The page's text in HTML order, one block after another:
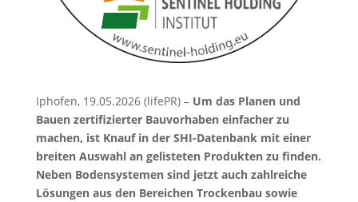
Iphofen, 19.05.2026 (lifePR) – Um das Planen und
Bauen zertifizierter Bauvorhaben einfacher zu
machen, ist Knauf in der SHI-Datenbank mit einer
breiten Auswahl an gelisteten Produkten zu finden.
Neben Bodensystemen sind jetzt auch zahlreiche
Lösungen aus den Bereichen Trockenbau sowie